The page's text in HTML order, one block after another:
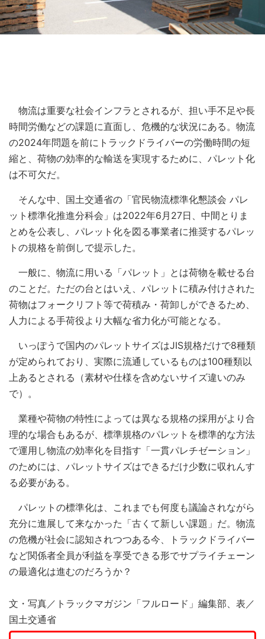
物流は重要な社会インフラとされるが、担い手不足や長
時間労働などの課題に直面し、危機的な状況にある。物流
の2024年問題を前にトラックドライバーの労働時間の短
縮と、荷物の効率的な輸送を実現するために、パレット化
は不可欠だ。
そんな中、国土交通省の「官民物流標準化懇談会 パレ
ット標準化推進分科会」は2022年6月27日、中間とりま
とめを公表し、パレット化を図る事業者に推奨するパレッ
トの規格を前倒しで提示した。
一般に、物流に用いる「パレット」とは荷物を載せる台
のことだ。ただの台とはいえ、パレットに積み付けされた
荷物はフォークリフト等で荷積み・荷卸しができるため、
人力による手荷役より大幅な省力化が可能となる。
いっぽうで国内のパレットサイズはJIS規格だけで8種類
が定められており、実際に流通しているものは100種類以
上あるとされる（素材や仕様を含めないサイズ違いのみ
で）。
業種や荷物の特性によっては異なる規格の採用がより合
理的な場合もあるが、標準規格のパレットを標準的な方法
で運用し物流の効率化を目指す「一貫パレチゼーション」
のためには、パレットサイズはできるだけ少数に収れんす
る必要がある。
パレットの標準化は、これまでも何度も議論されながら
充分に進展して来なかった「古くて新しい課題」だ。物流
の危機が社会に認知されつつある今、トラックドライバー
など関係者全員が利益を享受できる形でサプライチェーン
の最適化は進むのだろうか？
文・写真／トラックマガジン「フルロード」編集部、表／
国土交通省